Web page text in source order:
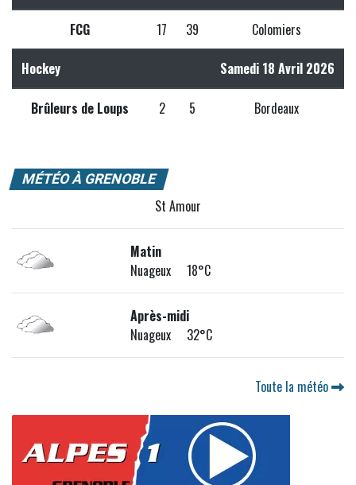
FCG 17 39 Colomiers
Hockey Samedi 18 Avril 2026
Brûleurs de Loups 2 5 Bordeaux
MÉTÉO À GRENOBLE
St Amour
Matin
Nuageux 18°C
Après-midi
Nuageux 32°C
Toute la météo